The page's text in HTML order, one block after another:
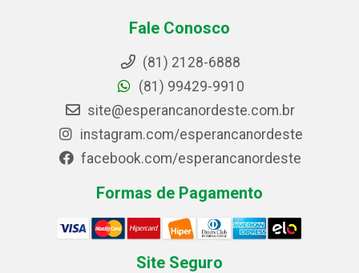
Fale Conosco
(81) 2128-6888
(81) 99429-9910
site@esperancanordeste.com.br
instagram.com/esperancanordeste
facebook.com/esperancanordeste
Formas de Pagamento
Site Seguro